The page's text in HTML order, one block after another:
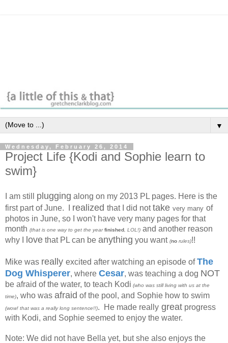
▼
Wednesday, February 26, 2014
Project Life {Kodi and Sophie learn to
swim}
I am still plugging along on my 2013 PL pages. Here is the
first part of June. I realized that I did nottake very many of
photos in June, so I won't have very many pages for that
month (that is one way to get the yearfinished , LOL!) and another reason
why I love that PL can be anything you want (no rules)!!
Mike was really excited after watching an episode ofThe
Dog Whisperer, where Cesar, was teaching a dog NOT
be afraid of the water, to teach Kodi (who was still living with us at the
time), who was afraid of the pool, and Sophie how to swim
(wow! that was a really long sentence!!). He made really great progress
with Kodi, and Sophie seemed to enjoy the water.
Note: We did not have Bella yet, but she also enjoys the